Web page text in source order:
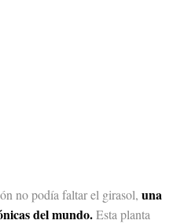
no podía faltar el girasol, una
del mundo.Esta planta